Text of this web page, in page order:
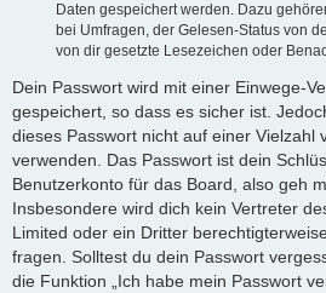
Daten gespeichert werden. Dazu
bei Umfragen, der Gelesen-Status von
von dir gesetzte Lesezeichen oder
Dein Passwort wird mit einer Einwege-
gespeichert, so dass es sicher ist.
dieses Passwort nicht auf einer Vielzahl
verwenden. Das Passwort ist dein
Benutzerkonto für das Board, also geh
Insbesondere wird dich kein Vertreter
Limited oder ein Dritter
fragen. Solltest du dein Passwort
die Funktion „Ich habe mein Passwort